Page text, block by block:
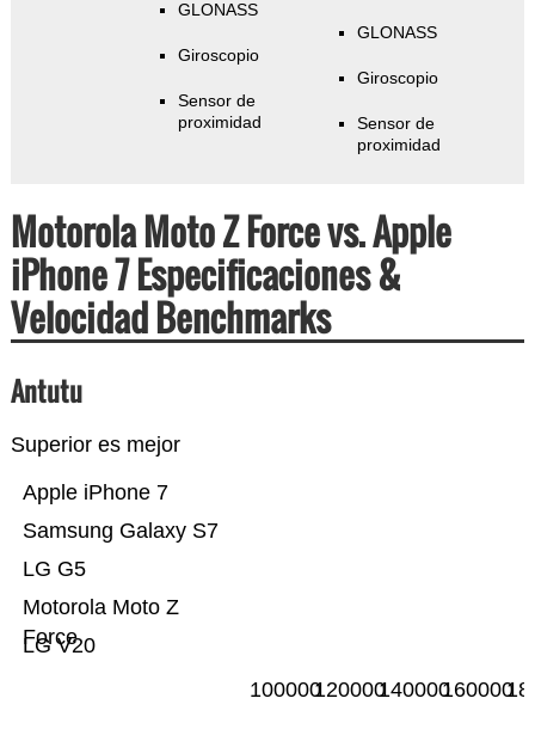
GLONASS
Giroscopio
Sensor de
proximidad
GLONASS
Giroscopio
Sensor de
proximidad
Motorola Moto Z Force vs. Apple
iPhone 7 Especificaciones &
Velocidad Benchmarks
Antutu
Superior es mejor
LG V20
Motorola Moto Z
Force
LG G5
Samsung Galaxy S7
Apple iPhone 7
100000120000140000160000